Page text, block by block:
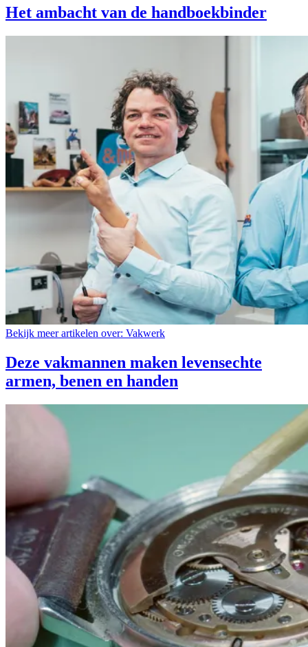
Het ambacht van de handboekbinder
Bekijk meer artikelen over: Vakwerk
Deze vakmannen maken levensechte
armen, benen en handen